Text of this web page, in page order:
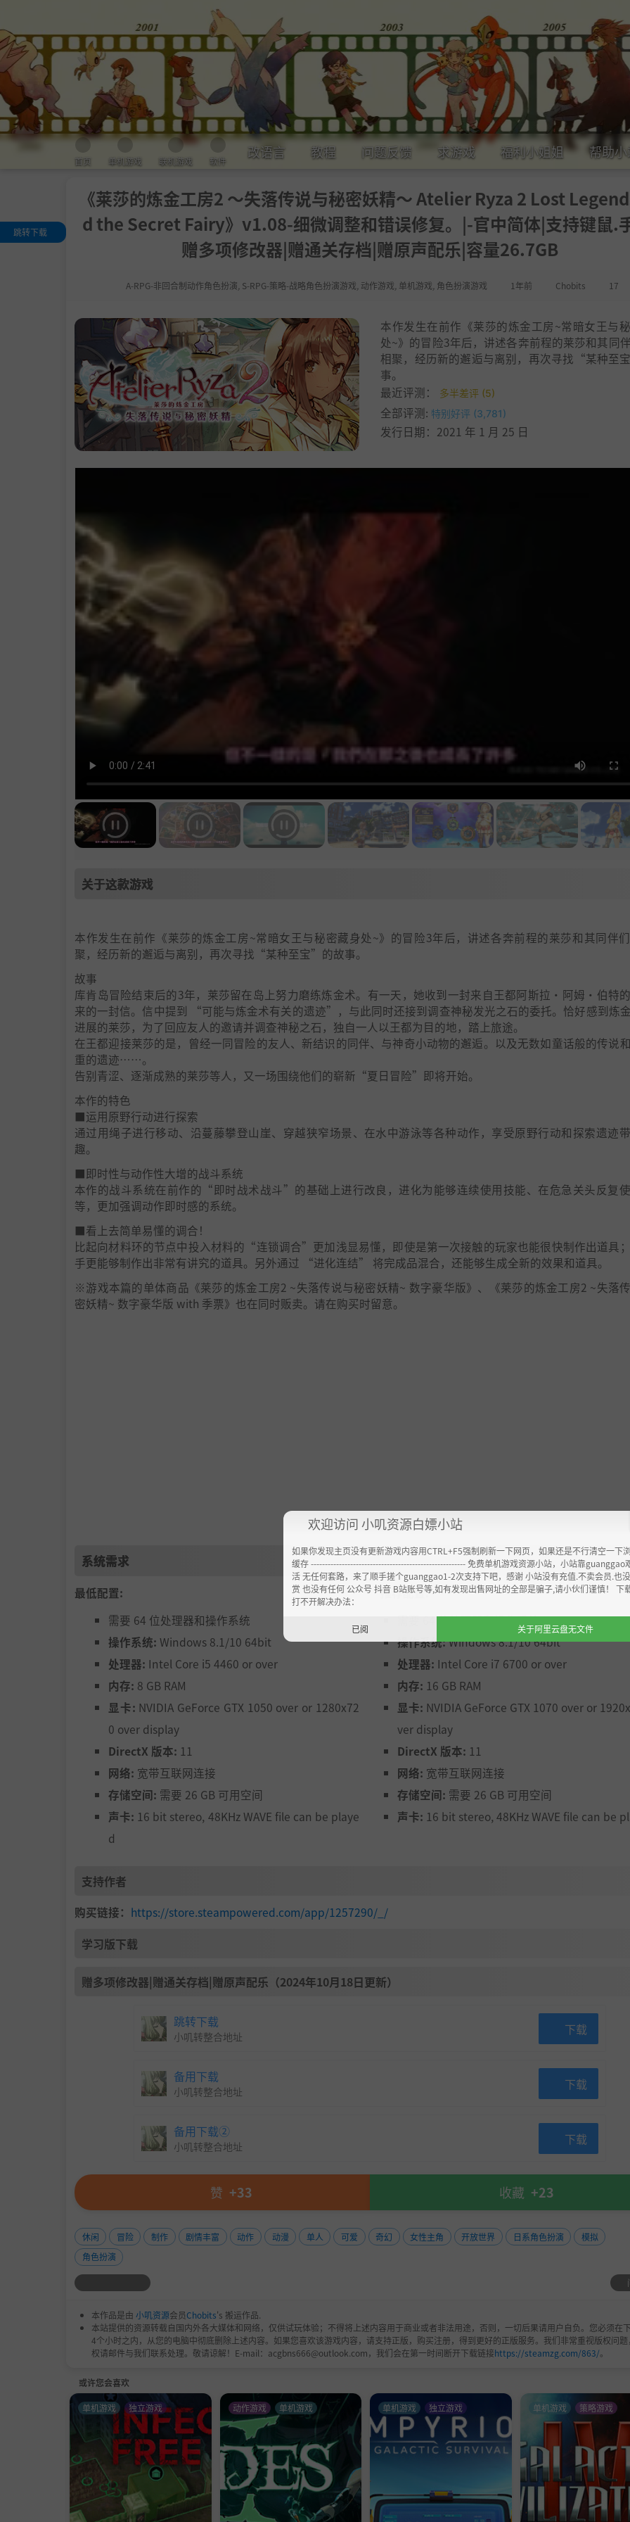
首页 单机游戏 联机游戏 软件
改语言 教程 问题反馈 求游戏 福利小姐姐 帮助小
《莱莎的炼金工房2 ～失落传说与秘密妖精～ Atelier Ryza 2 Lost
d the Secret Fairy》v1.08-细微调整和错误修复。|-官中简体|支持键鼠.
赠多项修改器|赠通关存档|赠原声配乐|容量26.7GB
A-RPG-非回合制动作角色扮演 S-RPG-策略-战略角色扮演游戏 动作游戏 单机游戏 角色扮演游戏 1年前 Chobits 17
跳转下载
本作发生在前作《莱莎的炼金工房~常暗女王与
处~》的冒险3年后，讲述各奔前程的莱莎和其同
相聚，经历新的邂逅与离别，再次寻找“某种至
事。
最近评测：
多半差评 (5)
全部评测: 特别好评 (3,781)
发行日期：2021 年 1 月 25 日
关于这款游戏
本作发生在前作《莱莎的炼金工房~常暗女王与秘密藏身处~》的冒险3年后，讲述各奔前程的莱莎和其同伴
聚，经历新的邂逅与离别，再次寻找“某种至宝”的故事。
故事
库肯岛冒险结束后的3年，莱莎留在岛上努力磨练炼金术。有一天，她收到一封来自王都阿斯拉·阿姆·伯特
来的一封信。信中提到 “可能与炼金术有关的遗迹”，与此同时还接到调查神秘发光之石的委托。恰好感到炼
进展的莱莎，为了回应友人的邀请并调查神秘之石，独自一人以王都为目的地，踏上旅途。
在王都迎接莱莎的是，曾经一同冒险的友人、新结识的同伴、与神奇小动物的邂逅。以及无数如童话般的传说
重的遗迹……。
告别青涩、逐渐成熟的莱莎等人，又一场围绕他们的崭新“夏日冒险”即将开始。
本作的特色
■运用原野行动进行探索
通过用绳子进行移动、沿蔓藤攀登山崖、穿越狭窄场景、在水中游泳等各种动作，享受原野行动和探索遗迹
趣。
■即时性与动作性大增的战斗系统
本作的战斗系统在前作的“即时战术战斗”的基础上进行改良，进化为能够连续使用技能、在危急关头反复
等，更加强调动作即时感的系统。
■看上去简单易懂的调合！
比起向材料环的节点中投入材料的“连锁调合”更加浅显易懂，即使是第一次接触的玩家也能很快制作出道具
手更能够制作出非常有讲究的道具。另外通过 “进化连结” 将完成品混合，还能够生成全新的效果和道具。
※游戏本篇的单体商品《莱莎的炼金工房2 ~失落传说与秘密妖精~ 数字豪华版》、《莱莎的炼金工房2 ~失落
密妖精~ 数字豪华版 with 季票》也在同时贩卖。请在购买时留意。
系统需求
最低配置:
需要 64 位处理器和操作系统
操作系统: Windows 8.1/10 64bit
处理器: Intel Core i5 4460 or over
内存: 8 GB RAM
显卡: NVIDIA GeForce GTX 1050 over or 1280x72
0 over display
DirectX 版本: 11
网络: 宽带互联网连接
存储空间: 需要 26 GB 可用空间
声卡: 16 bit stereo, 48KHz WAVE file can be playe
d
推荐配置:
需要 64 位处理器和操作系统
操作系统:Windows 8.1/10 64bit
处理器: Intel Core i7 6700 or over
内存: 16 GB RAM
显卡: NVIDIA GeForce GTX 1070 over or
ver display
DirectX 版本: 11
网络: 宽带互联网连接
存储空间: 需要 26 GB 可用空间
声卡: 16 bit stereo, 48KHz WAVE file can be
支持作者
购买链接： https://store.steampowered.com/app/1257290/_/
学习版下载
赠多项修改器|赠通关存档|赠原声配乐（2024年10月18日更新）
跳转下载
小叽转整合地址 下载
备用下载
小叽转整合地址 下载
备用下载②
小叽转整合地址 下载
赞 +33 收藏 +23
休闲 冒险 制作 剧情丰富 动作 动漫 单人 可爱 奇幻 女性主角 开放世界 日系角色扮演
模拟
角色扮演
本作品是由 小叽资源会员Chobits's 搬运作品.
本站提供的资源转载自国内外各大媒体和网络，仅供试玩体验；不得将上述内容用于商业或者非法用途，否则，一切后果请用户自负。您必须在
4个小时之内，从您的电脑中彻底删除上述内容。如果您喜欢该游戏内容，请支持正版，购买注册，得到更好的正版服务。我们非常重视版权问题
权请邮件与我们联系处理。敬请谅解！E-mail：acgbns666@outlook.com，我们会在第一时间断开下载链接https://steamzg.com/863/。
或许您会喜欢
单机游戏 独立游戏 动作游戏 单机游戏 单机游戏 独立游戏 单机游戏 策略游戏
欢迎访问 小叽资源白嫖小站
如果你发现主页没有更新游戏内容用CTRL+F5强制刷新一下网页，如果还是不行清空一下
缓存 ------------------------------------------------------- 免费单机游戏资源小站，小站靠guanggao
活 无任何套路，来了顺手搓个guanggao1-2次支持下吧，感谢 小站没有充值.不卖会员.也
赏 也没有任何 公众号 抖音 B站账号等,如有发现出售网址的全部是骗子,请小伙们谨慎！ 下
打不开解决办法：
已阅 关于阿里云盘无文件